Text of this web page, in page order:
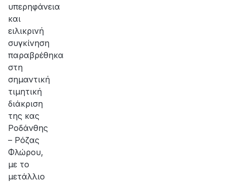
υπερηφάνεια
και
ειλικρινή
συγκίνηση
παραβρέθηκα
στη
σημαντική
τιμητική
διάκριση
της κας
Ροδάνθης
– Ρόζας
Φλώρου,
με το
μετάλλιο